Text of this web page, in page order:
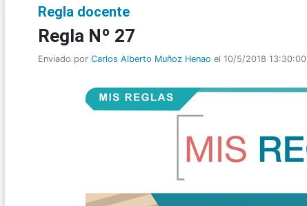
Regla docente
Regla Nº 27
Enviado por Carlos Alberto Muñoz Henao el 10/5/2018 13:30:00